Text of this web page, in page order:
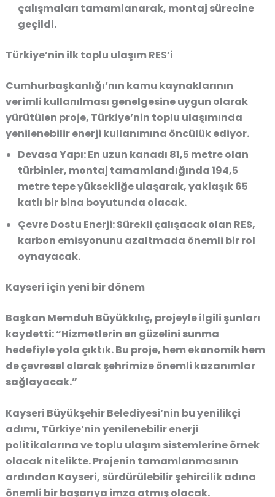
çalışmaları tamamlanarak, montaj sürecine
geçildi.
Türkiye’nin ilk toplu ulaşım RES’i
Cumhurbaşkanlığı’nın kamu kaynaklarının
verimli kullanılması genelgesine uygun olarak
yürütülen proje, Türkiye’nin toplu ulaşımında
yenilenebilir enerji kullanımına öncülük ediyor.
Devasa Yapı:En uzun kanadı 81,5 metre olan
türbinler, montaj tamamlandığında 194,5
metre tepe yüksekliğe ulaşarak, yaklaşık 65
katlı bir bina boyutunda olacak.
Çevre Dostu Enerji:Sürekli çalışacak olan RES,
karbon emisyonunu azaltmada önemli bir rol
oynayacak.
Kayseri için yeni bir dönem
Başkan Memduh Büyükkılıç, projeyle ilgili şunları
kaydetti:“Hizmetlerin en güzelini sunma
hedefiyle yola çıktık. Bu proje, hem ekonomik hem
de çevresel olarak şehrimize önemli kazanımlar
sağlayacak.”
Kayseri Büyükşehir Belediyesi’nin bu yenilikçi
adımı, Türkiye’nin yenilenebilir enerji
politikalarına ve toplu ulaşım sistemlerine örnek
olacak nitelikte. Projenin tamamlanmasının
ardından Kayseri, sürdürülebilir şehircilik adına
önemli bir başarıya imza atmış olacak.